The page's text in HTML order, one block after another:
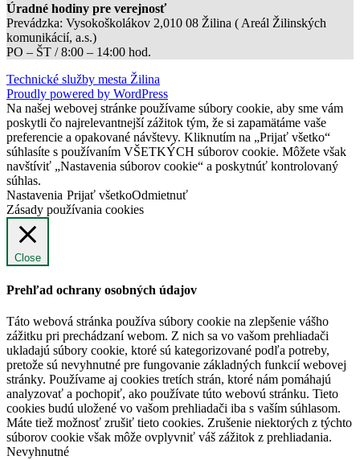
Úradné hodiny pre verejnosť
Prevádzka: Vysokoškolákov 2,010 08 Žilina ( Areál Žilinských
komunikácií, a.s.)
PO – ŠT / 8:00 – 14:00 hod.
Technické služby mesta Žilina
Proudly powered by WordPress
Na našej webovej stránke používame súbory cookie, aby sme vám
poskytli čo najrelevantnejší zážitok tým, že si zapamätáme vaše
preferencie a opakované návštevy. Kliknutím na „Prijať všetko“
súhlasíte s používaním VŠETKÝCH súborov cookie. Môžete však
navštíviť „Nastavenia súborov cookie“ a poskytnúť kontrolovaný
súhlas.
Nastavenia Prijať všetkoOdmietnuť
Zásady používania cookies
Close
Prehľad ochrany osobných údajov
Táto webová stránka používa súbory cookie na zlepšenie vášho
zážitku pri prechádzaní webom. Z nich sa vo vašom prehliadači
ukladajú súbory cookie, ktoré sú kategorizované podľa potreby,
pretože sú nevyhnutné pre fungovanie základných funkcií webovej
stránky. Používame aj cookies tretích strán, ktoré nám pomáhajú
analyzovať a pochopiť, ako používate túto webovú stránku. Tieto
cookies budú uložené vo vašom prehliadači iba s vaším súhlasom.
Máte tiež možnosť zrušiť tieto cookies. Zrušenie niektorých z týchto
súborov cookie však môže ovplyvniť váš zážitok z prehliadania.
Nevyhnutné